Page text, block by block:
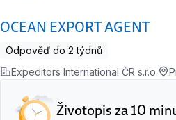
OCEAN EXPORT AGENT
Odpověď do 2 týdnů
Expeditors International ČR s.r.o.
Životopis za 10